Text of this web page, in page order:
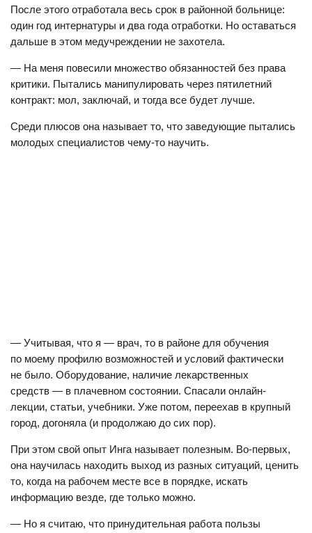
После этого отработала весь срок в районной больнице:
один год интернатуры и два года отработки. Но оставаться
дальше в этом медучреждении не захотела.
— На меня повесили множество обязанностей без права
критики. Пытались манипулировать через пятилетний
контракт: мол, заключай, и тогда все будет лучше.
Среди плюсов она называет то, что заведующие пытались
молодых специалистов чему-то научить.
— Учитывая, что я — врач, то в районе для обучения
по моему профилю возможностей и условий фактически
не было. Оборудование, наличие лекарственных
средств — в плачевном состоянии. Спасали онлайн-
лекции, статьи, учебники. Уже потом, переехав в крупный
город, догоняла (и продолжаю до сих пор).
При этом свой опыт Инга называет полезным. Во-первых,
она научилась находить выход из разных ситуаций, ценить
то, когда на рабочем месте все в порядке, искать
информацию везде, где только можно.
— Но я считаю, что принудительная работа пользы